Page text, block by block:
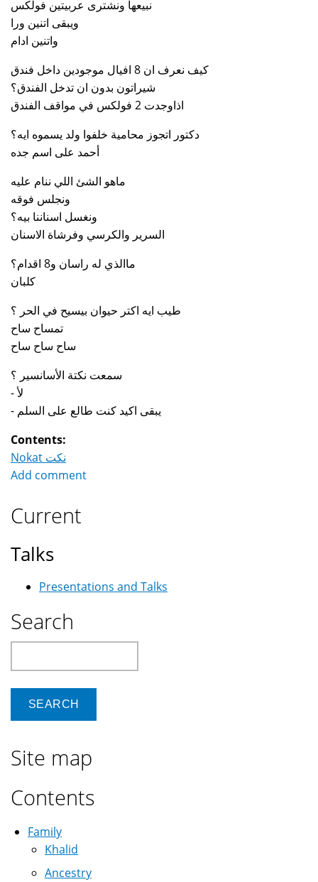
نبيعها ونشترى عربيتين فولكس
ويبقى اتنين ورا
واتنين ادام
كيف نعرف ان 8 افيال موجودين داخل فندق
شيراتون بدون ان تدخل الفندق؟
اذاوجدت 2 فولكس في مواقف الفندق
دكتور اتجوز محامية خلفوا ولد يسموه ايه؟
أحمد على اسم جده
ماهو الشئ اللي ننام عليه
ونجلس فوقه
ونغسل اسناننا بيه؟
السرير والكرسي وفرشاة الاسنان
ماالذي له راسان و8 اقدام؟
كلبان
طيب ايه اكتر حيوان بيسيح في الحر ؟
تمساح ساح
ساح ساح ساح
سمعت نكتة الأسانسير ؟
- لأ
- يبقى اكيد كنت طالع على السلم
Contents:
Nokat نكت
Add comment
Current
Talks
Presentations and Talks
Search
Site map
Contents
Family
Khalid
Ancestry